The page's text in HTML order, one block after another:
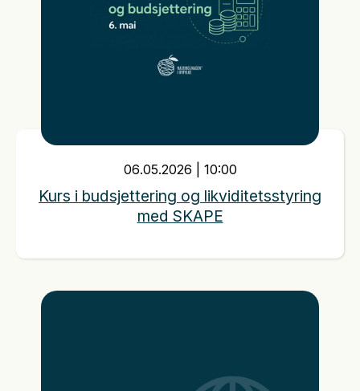
06.05.2026 10:00
Kurs i budsjettering og likviditetsstyring
med SKAPE